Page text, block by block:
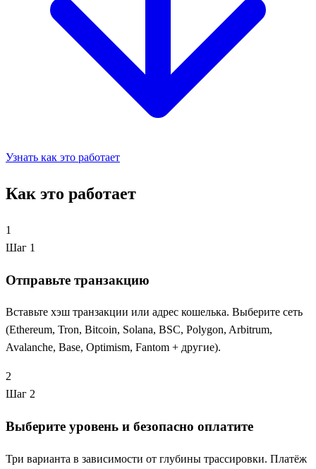
Узнать как это работает
Как это работает
1
Шаг 1
Отправьте транзакцию
Вставьте хэш транзакции или адрес кошелька. Выберите сеть
(Ethereum, Tron, Bitcoin, Solana, BSC, Polygon, Arbitrum,
Avalanche, Base, Optimism, Fantom + другие).
2
Шаг 2
Выберите уровень и безопасно оплатите
Три варианта в зависимости от глубины трассировки. Платёж